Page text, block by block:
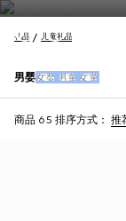
礼品 儿童礼品
男婴 女婴 男童 女童
商品 65 排序方式： 推